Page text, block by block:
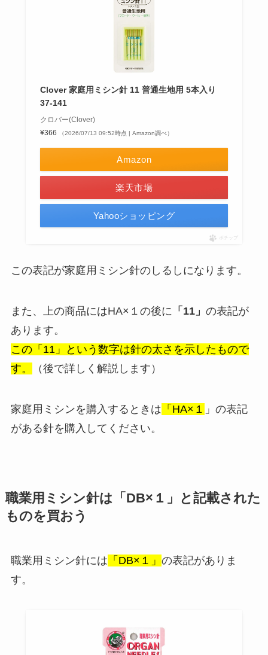
Clover 家庭用ミシン針 11 普通生地用 5本入り
37-141
クロバー(Clover)
¥366
（2026/07/13 09:52時点 | Amazon調べ）
Amazon
楽天市場
Yahooショッピング
ポチップ
この表記が家庭用ミシン針のしるしになります。
また、上の商品にはHA×１の後に 「11」 の表記が
あります。
この「11」という数字は針の太さを示したもので
す。
（後で詳しく解説します）
家庭用ミシンを購入するときは 「HA×１ 」の表記
がある針を購入してください。
職業用ミシン針は「DB×１」と記載された
ものを買おう
職業用ミシン針には 「DB×１」 の表記がありま
す。